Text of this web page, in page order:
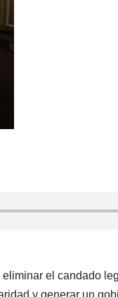
el candado
y generar un